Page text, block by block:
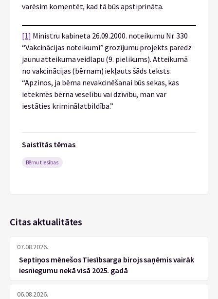
varēsim komentēt, kad tā būs apstiprināta.
[1] Ministru kabineta 26.09.2000. noteikumu Nr. 330
“Vakcinācijas noteikumi” grozījumu projekts paredz
jaunu atteikuma veidlapu (9. pielikums). Atteikumā
no vakcinācijas (bērnam) iekļauts šāds teksts:
“Apzinos, ja bērna nevakcinēšanai būs sekas, kas
ietekmēs bērna veselību vai dzīvību, man var
iestāties kriminālatbildība.”
Saistītās tēmas
Bērnu tiesības
Citas aktualitātes
07.08.2026.
Septiņos mēnešos Tiesībsarga birojs saņēmis vairāk
iesniegumu nekā visā 2025. gadā
06.08.2026.